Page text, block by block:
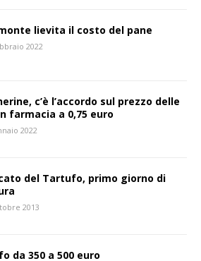
lievita il costo del pane
2022
c’è l’accordo sul prezzo delle
farmacia a 0,75 euro
2022
del Tartufo, primo giorno di
2013
da 350 a 500 euro